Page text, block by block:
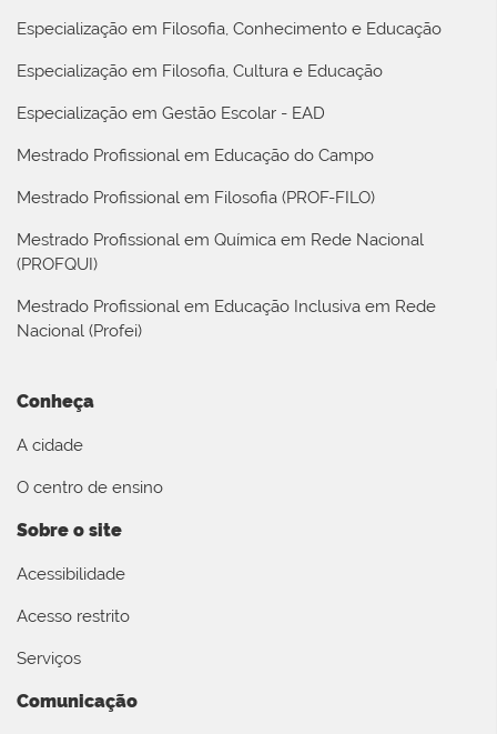
Especialização em Filosofia, Conhecimento e Educação
Especialização em Filosofia, Cultura e Educação
Especialização em Gestão Escolar - EAD
Mestrado Profissional em Educação do Campo
Mestrado Profissional em Filosofia (PROF-FILO)
Mestrado Profissional em Química em Rede Nacional
(PROFQUI)
Mestrado Profissional em Educação Inclusiva em Rede
Nacional (Profei)
Conheça
A cidade
O centro de ensino
Sobre o site
Acessibilidade
Acesso restrito
Serviços
Comunicação